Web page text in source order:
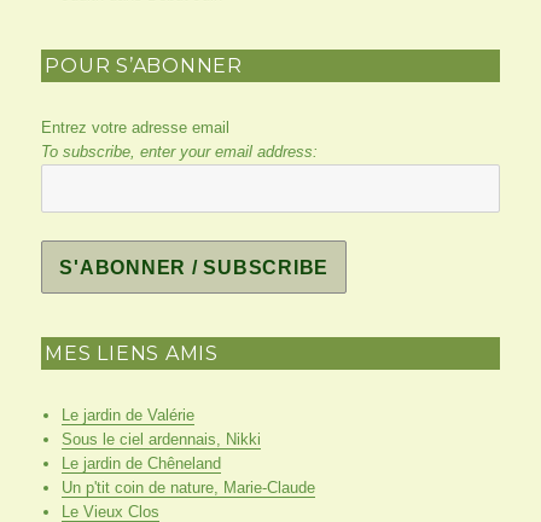
POUR S’ABONNER
Entrez votre adresse email
To subscribe, enter your email address:
MES LIENS AMIS
Le jardin de Valérie
Sous le ciel ardennais, Nikki
Le jardin de Chêneland
Un p'tit coin de nature, Marie-Claude
Le Vieux Clos